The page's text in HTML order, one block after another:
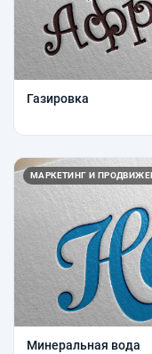
Газировка
МАРКЕТИНГ И
Минеральная вода